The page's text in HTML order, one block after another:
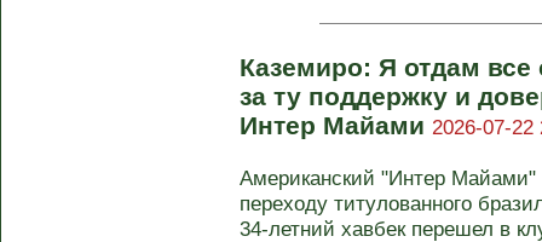
Каземиро: Я отдам
за ту поддержку и
Интер Майами 2026-07-22
Американский "Интер
переходу титулованного
34-летний хавбек перешел в